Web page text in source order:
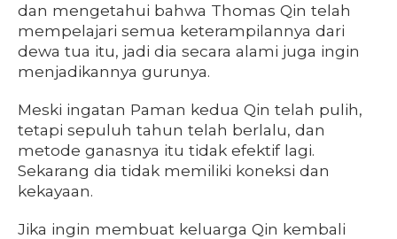
dan mengetahui bahwa Thomas Qin telah
mempelajari semua keterampilannya dari
dewa tua itu, jadi dia secara alami juga ingin
menjadikannya gurunya.
Meski ingatan Paman kedua Qin telah pulih,
tetapi sepuluh tahun telah berlalu, dan
metode ganasnya itu tidak efektif lagi.
Sekarang dia tidak memiliki koneksi dan
kekayaan.
Jika ingin membuat keluarga Qin kembali